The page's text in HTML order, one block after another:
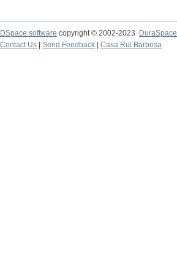
DSpace software copyright © 2002-2023
DuraSpace
Contact Us
Send Feedback Casa Rui Barbosa